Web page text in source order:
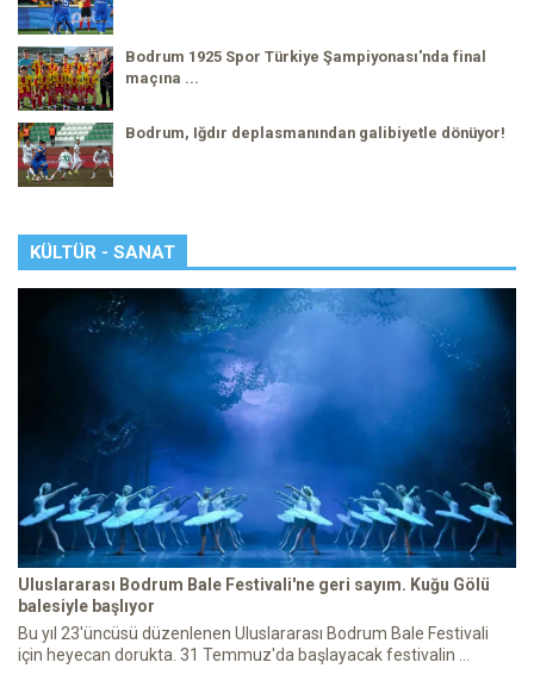
Bodrum 1925 Spor Türkiye Şampiyonası'nda final
maçına ...
Bodrum, Iğdır deplasmanından galibiyetle dönüyor!
KÜLTÜR - SANAT
Uluslararası Bodrum Bale Festivali'ne geri sayım. Kuğu Gölü
balesiyle başlıyor
Bu yıl 23'üncüsü düzenlenen Uluslararası Bodrum Bale Festivali
için heyecan dorukta. 31 Temmuz'da başlayacak festivalin ...